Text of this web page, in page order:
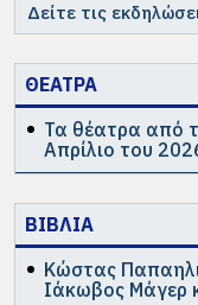
Δείτε τις
ΘΕΑΤΡΑ
Τα θέατρα από
Απρίλιο του
ΒΙΒΛΙΑ
Κώστας
Ιάκωβος Μάγερ